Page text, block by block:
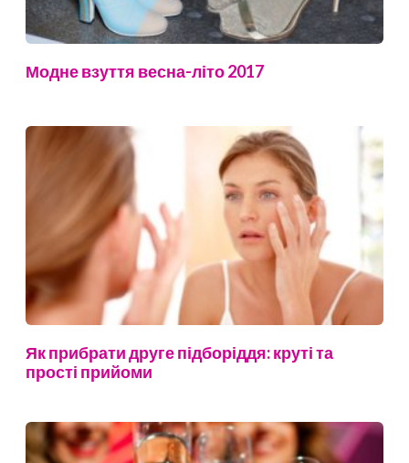
Модне взуття весна-літо 2017
Як прибрати друге підборіддя: круті та
прості прийоми